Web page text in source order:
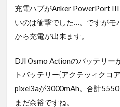
充電ハブがAnker PowerPort
いのは衝撃でした…。ですがモ
から充電が出来ます。
DJI Osmo Actionのバッテリー
トバッテリー(アクテッィクコ
pixel3aが3000mAh。合計
まだ余裕ですね。